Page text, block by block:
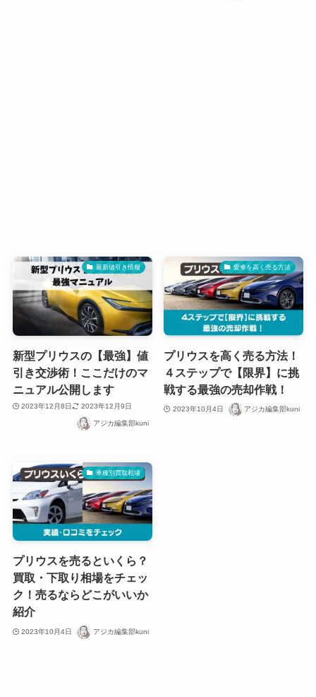
最新値引き情報
新型プリウスの【最強】値
引き交渉術！ここだけのマ
ニュアル公開します
2023年12月8日 2023年12月9日
アジカ編集部kuni
愛車を高く売る方法
プリウスを高く売る方法！
４ステップで【限界】に挑
戦する最強の売却作戦！
2023年10月4日 アジカ編集部kuni
車種別買取相場
プリウスを売るといくら？
買取・下取り相場をチェッ
ク！売るならどこがいいか
紹介
2023年10月4日 アジカ編集部kuni